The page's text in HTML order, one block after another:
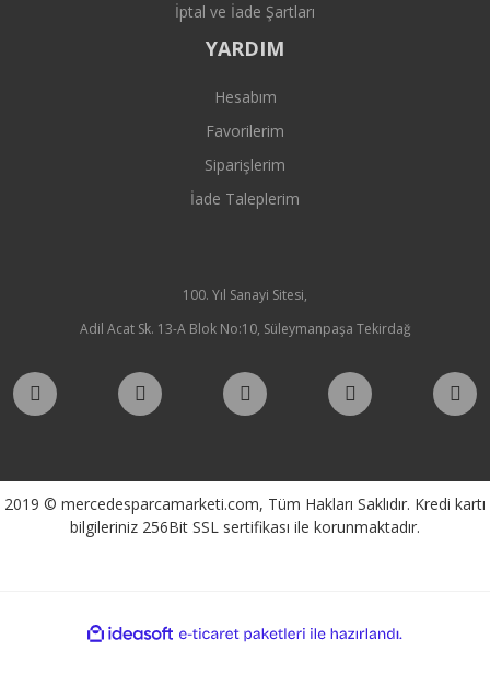
İptal ve İade Şartları
YARDIM
Hesabım
Favorilerim
Siparişlerim
İade Taleplerim
100. Yıl Sanayi Sitesi,
Adil Acat Sk. 13-A Blok No:10, Süleymanpaşa Tekirdağ
2019 © mercedesparcamarketi.com, Tüm Hakları Saklıdır. Kredi kartı
bilgileriniz 256Bit SSL sertifikası ile korunmaktadır.
ideasoft
e-